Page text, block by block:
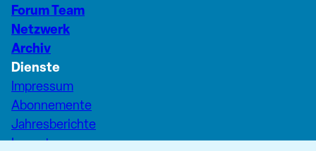
Forum Team
Netzwerk
Archiv
Dienste
Impressum
Abonnemente
Jahresberichte
Inserate